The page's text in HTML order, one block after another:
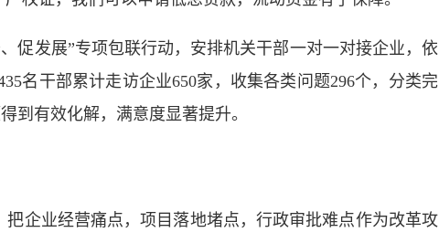
促发展”专项包联行动，安排机关干部一对一对接企业，依
名干部累计走访企业650家，收集各类问题296个，分类完
到有效化解，满意度显著提升。
把企业经营痛点，项目落地堵点，行政审批难点作为改革攻